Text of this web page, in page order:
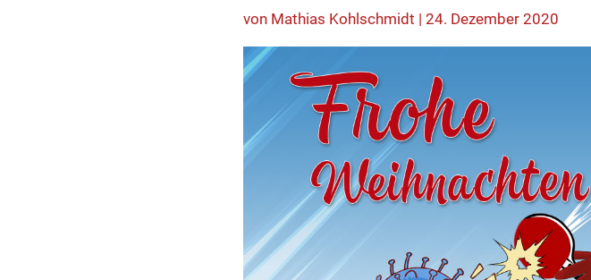
von Mathias Kohlschmidt | 24. Dezember 2020